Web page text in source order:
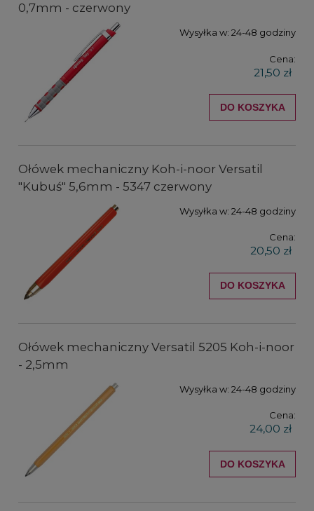
0,7mm - czerwony
Wysyłka w: 24-48 godziny
Cena:
21,50 zł
DO KOSZYKA
Ołówek mechaniczny Koh-i-noor Versatil
"Kubuś" 5,6mm - 5347 czerwony
Wysyłka w: 24-48 godziny
Cena:
20,50 zł
DO KOSZYKA
Ołówek mechaniczny Versatil 5205 Koh-i-noor
- 2,5mm
Wysyłka w: 24-48 godziny
Cena:
24,00 zł
DO KOSZYKA